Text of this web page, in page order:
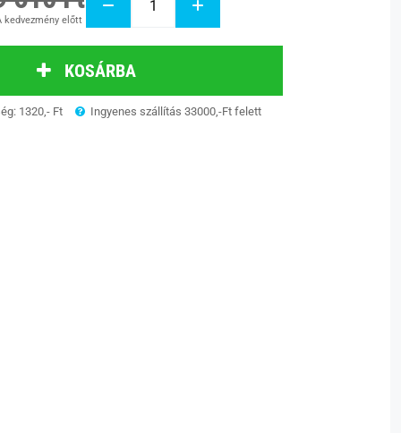
kedvezmény előtt
KOSÁRBA
1320,- Ft Ingyenes szállítás 33000,-Ft felett